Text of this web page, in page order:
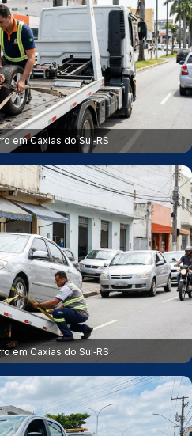
em Caxias do Sul‑RS
em Caxias do Sul‑RS